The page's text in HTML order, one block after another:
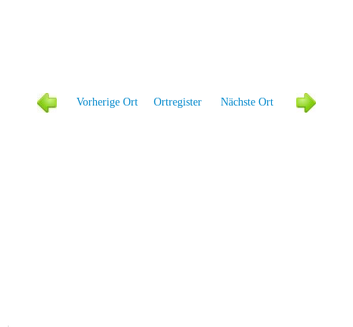
Vorherige Ort Ortregister Nächste Ort